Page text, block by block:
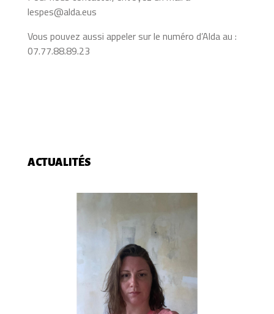
lespes@alda.eus
Vous pouvez aussi appeler sur le numéro d’Alda au :
07.77.88.89.23
ACTUALITÉS